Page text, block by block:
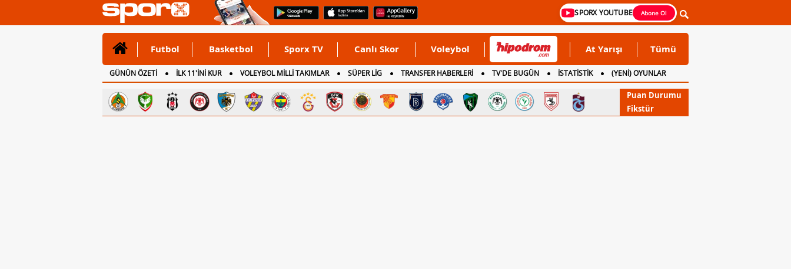
SPORX YOUTUBE Abone Ol
Futbol Basketbol Sporx TV Canlı Skor Voleybol At Yarışı Tümü
GÜNÜN ÖZETİ İLK 11'İNİ KUR VOLEYBOL MİLLİ TAKIMLAR SÜPER LİG TRANSFER HABERLERİ TV'DE BUGÜN İSTATİSTİK
(YENİ) OYUNLAR
CANLI ANLATIM
İNGİLTERE
Puan Durumu
Fikstür